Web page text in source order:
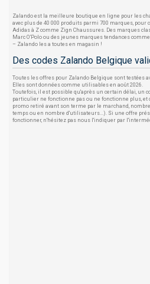
Zalando est la meilleure boutique en ligne pour les
avec plus de 40 000 produits parmi 700 marques, pour
Adidas à Z comme Zign Chaussures. Des marques
Marc O’Polo ou des jeunes marques tendances
– Zalando les a toutes en magasin !
Des codes Zalando Belgique
Toutes les offres pour Zalando Belgique sont testées
Elles sont données comme utilisables en août 2026.
Toutefois, il est possible qu'après un certain délai, un
particulier ne fonctionne pas ou ne fonctionne plus, et
promo retiré avant son terme par le marchand,
temps ou en nombre d'utilisateurs...). Si une offre
fonctionner, n'hésitez pas nous l'indiquer par